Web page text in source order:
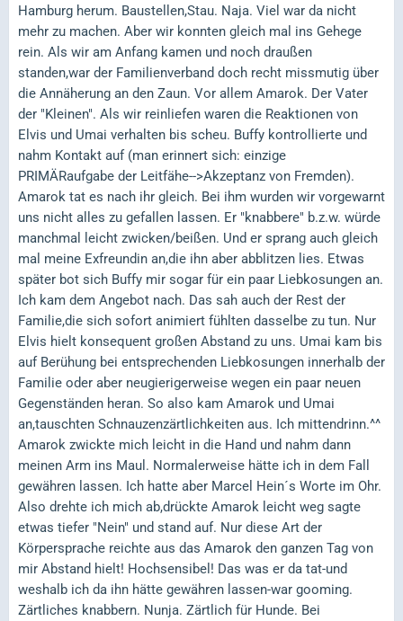
Hamburg herum. Baustellen,Stau. Naja. Viel war da nicht
mehr zu machen. Aber wir konnten gleich mal ins Gehege
rein. Als wir am Anfang kamen und noch draußen
standen,war der Familienverband doch recht missmutig über
die Annäherung an den Zaun. Vor allem Amarok. Der Vater
der "Kleinen". Als wir reinliefen waren die Reaktionen von
Elvis und Umai verhalten bis scheu. Buffy kontrollierte und
nahm Kontakt auf (man erinnert sich: einzige
PRIMÄRaufgabe der Leitfähe-->Akzeptanz von Fremden).
Amarok tat es nach ihr gleich. Bei ihm wurden wir vorgewarnt
uns nicht alles zu gefallen lassen. Er "knabbere" b.z.w. würde
manchmal leicht zwicken/beißen. Und er sprang auch gleich
mal meine Exfreundin an,die ihn aber abblitzen lies. Etwas
später bot sich Buffy mir sogar für ein paar Liebkosungen an.
Ich kam dem Angebot nach. Das sah auch der Rest der
Familie,die sich sofort animiert fühlten dasselbe zu tun. Nur
Elvis hielt konsequent großen Abstand zu uns. Umai kam bis
auf Berühung bei entsprechenden Liebkosungen innerhalb der
Familie oder aber neugierigerweise wegen ein paar neuen
Gegenständen heran. So also kam Amarok und Umai
an,tauschten Schnauzenzärtlichkeiten aus. Ich mittendrinn.^^
Amarok zwickte mich leicht in die Hand und nahm dann
meinen Arm ins Maul. Normalerweise hätte ich in dem Fall
gewähren lassen. Ich hatte aber Marcel Hein´s Worte im Ohr.
Also drehte ich mich ab,drückte Amarok leicht weg sagte
etwas tiefer "Nein" und stand auf. Nur diese Art der
Körpersprache reichte aus das Amarok den ganzen Tag von
mir Abstand hielt! Hochsensibel! Das was er da tat-und
weshalb ich da ihn hätte gewähren lassen-war gooming.
Zärtliches knabbern. Nunja. Zärtlich für Hunde. Bei